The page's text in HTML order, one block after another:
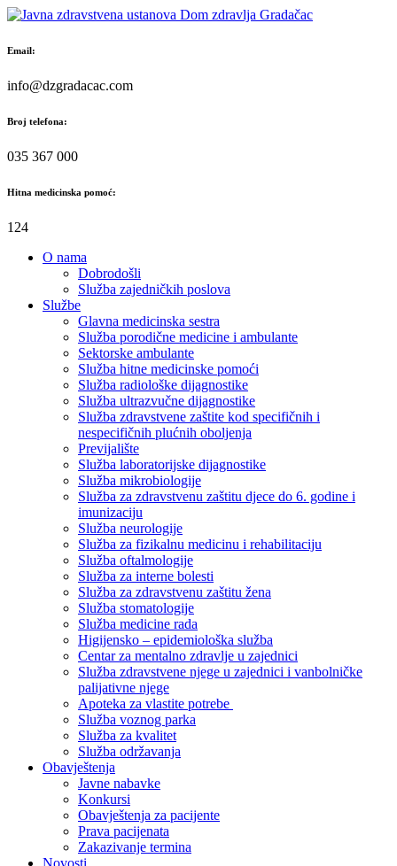
Skip
content
Email:
info@dzgradacac.com
Broj telefona:
035 367 000
Hitna medicinska pomoć:
124
O nama
Dobrodošli
Služba zajedničkih poslova
Službe
Glavna medicinska sestra
Služba porodične medicine i ambulante
Sektorske ambulante
Služba hitne medicinske pomoći
Služba radiološke dijagnostike
Služba ultrazvučne dijagnostike
Služba zdravstvene zaštite kod specifičnih i
nespecifičnih plućnih oboljenja
Previjalište
Služba laboratorijske dijagnostike
Služba mikrobiologije
Služba za zdravstvenu zaštitu djece do 6. godine i
imunizaciju
Služba neurologije
Služba za fizikalnu medicinu i rehabilitaciju
Služba oftalmologije
Služba za interne bolesti
Služba za zdravstvenu zaštitu žena
Služba stomatologije
Služba medicine rada
Higijensko – epidemiološka služba
Centar za mentalno zdravlje u zajednici
Služba zdravstvene njege u zajednici i vanbolničke
palijativne njege
Apoteka za vlastite potrebe
Služba voznog parka
Služba za kvalitet
Služba održavanja
Obavještenja
Javne nabavke
Konkursi
Obavještenja za pacijente
Prava pacijenata
Zakazivanje termina
Novosti